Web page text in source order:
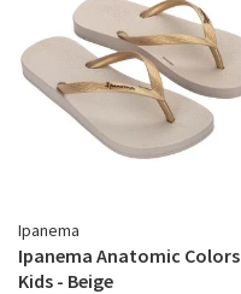
Ipanema
Ipanema Anatomic Colors
Kids - Beige